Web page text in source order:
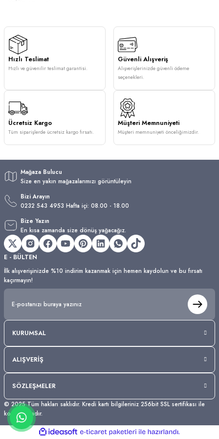
Hızlı Teslimat
Hızlı ve güvenilir teslimat garantisi.
Güvenli Alışveriş
Alışverişlerinizde güvenli ödeme
seçenekleri.
Ücretsiz Kargo
Tüm siparişlerde ücretsiz kargo fırsatı.
Müşteri Memnuniyeti
Müşteri memnuniyeti önceliğimizdir.
Mağaza Bulucu
Size en yakın mağazalarımızı görüntüleyin
Bizi Arayın
0232 543 4953 Hafta içi: 08.00 - 18.00
Bize Yazın
En kısa zamanda size dönüş yağacağız.
KURUMSAL
ALIŞVERİŞ
SÖZLEŞMELER
E - BÜLTEN
İlk alışverişinizde %10 indirim kazanmak için hemen kaydolun ve bu fırsatı
kaçırmayın!
© 2025 Tüm hakları saklıdır. Kredi kartı bilgileriniz 256bit SSL sertifikası ile
korunmaktadır.
ideasoft
e-